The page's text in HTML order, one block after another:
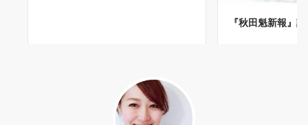
『秋田魁新報』